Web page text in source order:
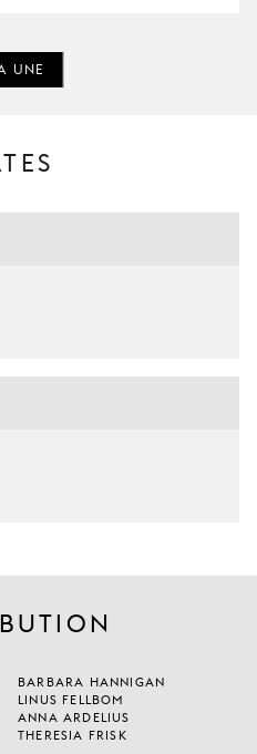
UNE
BARBARA HANNIGAN
LINUS FELLBOM
ANNA ARDELIUS
THERESIA FRISK